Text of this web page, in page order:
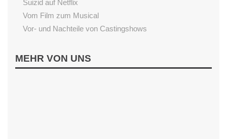
Suizid auf Netflix
Vom Film zum Musical
Vor- und Nachteile von Castingshows
LESEN
Begeisterung fürs Lesen fördern
MEHR VON UNS